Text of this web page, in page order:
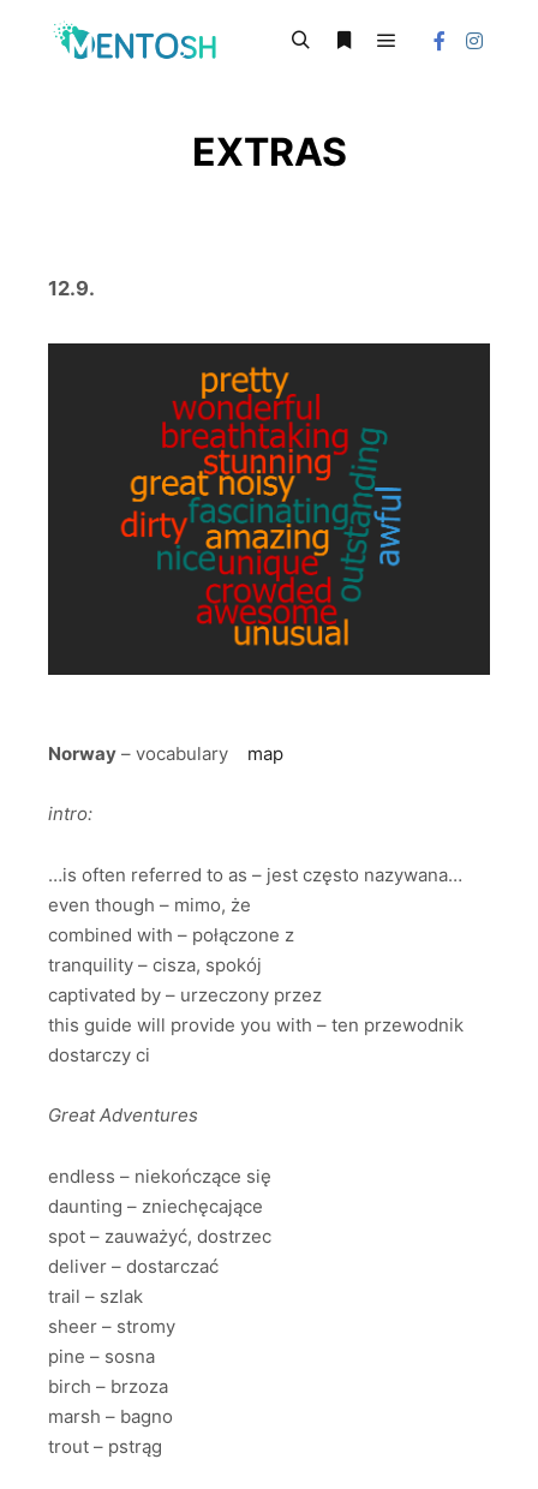
EXTRAS
12.9.
Norway – vocabulary map
intro:
…is often referred to as – jest często nazywana…
even though – mimo, że
combined with – połączone z
tranquility – cisza, spokój
captivated by – urzeczony przez
this guide will provide you with – ten przewodnik
dostarczy ci
Great Adventures
endless – niekończące się
daunting – zniechęcające
spot – zauważyć, dostrzec
deliver – dostarczać
trail – szlak
sheer – stromy
pine – sosna
birch – brzoza
marsh – bagno
trout – pstrąg